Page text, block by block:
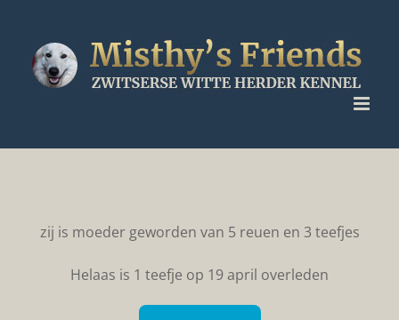
inhoud
zij is moeder geworden van 5 reuen en 3 teefjes
Helaas is 1 teefje op 19 april overleden